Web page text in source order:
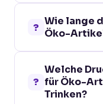
Trinken ist
Stück
jeweiligen
? Wie lange
Öko-
Essen und
dringende
?
Welche
für Öko-
Trinken?